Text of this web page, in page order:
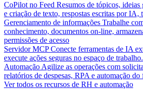
CoPilot no Feed Resumos de tópicos,
e criação de texto, respostas escritas por IA,
Gerenciamento de informações Trabalhe
conhecimento, documentos on-line,
permissões de acesso
Servidor MCP Conecte ferramentas de IA
execute ações seguras no espaço de trabalho.
Automação Agilize as operações com
relatórios de despesas, RPA e automação
Ver todos os recursos de RH e automação